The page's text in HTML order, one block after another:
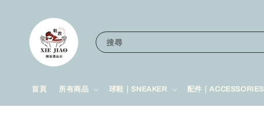
搜尋
首頁 所有商品 球鞋｜SNEAKER 配件｜ACCESSORIES